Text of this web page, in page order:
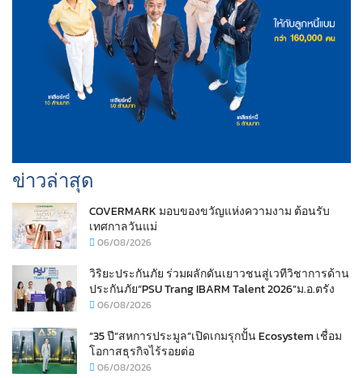
ข่าวล่าสุด
COVERMARK มอบของขวัญแห่งความงาม ต้อนรับ
เทศกาลวันแม่
06/08/2026
วิริยะประกันภัย ร่วมผลักดันเยาวชนสู่เวทีวิชาการด้าน
ประกันภัย“PSU Trang IBARM Talent 2026”ม.อ.ตรัง
06/08/2026
“35 ปี“สหการประมูล”เปิดเกมรุกปั้น Ecosystem เชื่อม
โอกาสธุรกิจไร้รอยต่อ
06/08/2026